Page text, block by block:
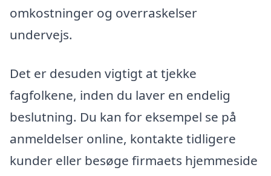
omkostninger og overraskelser
undervejs.
Det er desuden vigtigt at tjekke
fagfolkene, inden du laver en endelig
beslutning. Du kan for eksempel se på
anmeldelser online, kontakte tidligere
kunder eller besøge firmaets hjemmeside